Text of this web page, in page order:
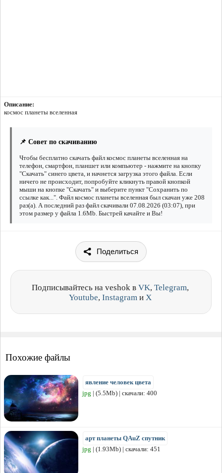
Описание:
космос планеты вселенная
📌 Совет по скачиванию
Чтобы бесплатно скачать файл космос планеты вселенная на
телефон, смартфон, планшет или компьютер - нажмите на кнопку
"Скачать" синего цвета, и начнется загрузка этого файла. Если
ничего не происходит, попробуйте кликнуть правой кнопкой
мыши на кнопке "Скачать" и выберите пункт "Сохранить по
ссылке как...". Файл космос планеты вселенная был скачан уже 208
раз(а). А последний раз файл скачивали 07.08.2026 (03:07), при
этом размер у файла 1.6Mb. Быстрей качайте и Вы!
Поделиться
Подписывайтесь на veshok в VK, Telegram,
Youtube, Instagram и X
Похожие файлы
явление человек цвета
jpg | (5.5Mb) | скачали: 400
арт планеты QAuZ спутник
jpg | (1.93Mb) | скачали: 451